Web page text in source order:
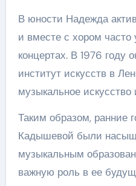
В юности Надежда
и вместе с хором часто
концертах. В 1976 году
институт искусств в
музыкальное искусство
Таким образом, ранние
Кадышевой были
музыкальным
важную роль в ее